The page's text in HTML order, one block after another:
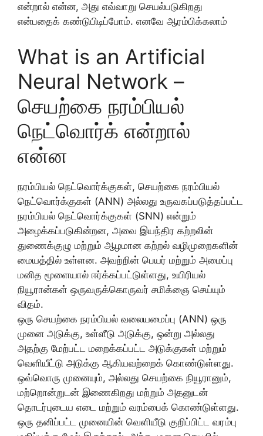
என்றால் என்ன, அது எவ்வாறு செயல்படுகிறது
என்பதைக் கண்டுபிடிப்போம். எனவே ஆரம்பிக்கலாம்
What is an Artificial
Neural Network –
செயற்கை நரம்பியல்
நெட்வொர்க் என்றால்
என்ன
நரம்பியல் நெட்வொர்க்குகள், செயற்கை நரம்பியல்
நெட்வொர்க்குகள் (ANN) அல்லது உருவகப்படுத்தப்பட்ட
நரம்பியல் நெட்வொர்க்குகள் (SNN) என்றும்
அழைக்கப்படுகின்றன, அவை இயந்திர கற்றலின்
துணைக்குழு மற்றும் ஆழமான கற்றல் வழிமுறைகளின்
மையத்தில் உள்ளன. அவற்றின் பெயர் மற்றும் அமைப்பு
மனித மூளையால் ஈர்க்கப்பட்டுள்ளது, உயிரியல்
நியூரான்கள் ஒருவருக்கொருவர் சமிக்ஞை செய்யும்
விதம்.
ஒரு செயற்கை நரம்பியல் வலையமைப்பு (ANN) ஒரு
முனை அடுக்கு, உள்ளீடு அடுக்கு, ஒன்று அல்லது
அதற்கு மேற்பட்ட மறைக்கப்பட்ட அடுக்குகள் மற்றும்
வெளியீட்டு அடுக்கு ஆகியவற்றைக் கொண்டுள்ளது.
ஒவ்வொரு முனையும், அல்லது செயற்கை நியூரானும்,
மற்றொன்றுடன் இணைகிறது மற்றும் அதனுடன்
தொடர்புடைய எடை மற்றும் வரம்பைக் கொண்டுள்ளது.
ஒரு தனிப்பட்ட முனையின் வெளியீடு குறிப்பிட்ட வரம்பு